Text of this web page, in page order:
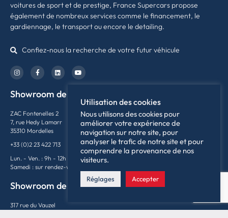
voitures de sport et de prestige, France Supercars propose
également de nombreux services comme le financement, le
gardiennage, le transport ou encore le detailing.
Confiez-nous la recherche de votre futur véhicule
Showroom de Rennes
ZAC Fontenelles 2
7, rue Hedy Lamarr
35310 Mordelles
+33 (0)2 23 422 713
Lun. - Ven. : 9h - 12h / 14h - 19h
Samedi : sur rendez-vous
Showroom de Lyon
317 rue du Vauzel
Utilisation des cookies
Nous utilisons des cookies pour
améliorer votre expérience de
navigation sur notre site, pour
analyser le trafic de notre site et pour
comprendre la provenance de nos
visiteurs.
Réglages Accepter